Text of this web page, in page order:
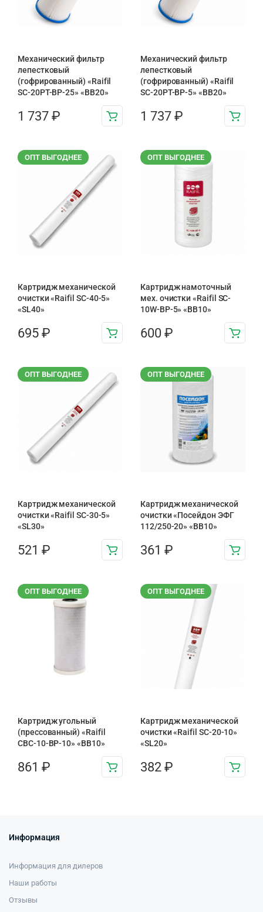
Механический фильтр
лепестковый
(гофрированный) «Raifil
SC-20PT-ВР-25» «BB20»
1 737 ₽
Механический фильтр
лепестковый
(гофрированный) «Raifil
SC-20PT-ВР-5» «BB20»
1 737 ₽
ОПТ ВЫГОДНЕЕ
Картридж механической
очистки «Raifil SC-40-5»
«SL40»
695 ₽
ОПТ ВЫГОДНЕЕ
Картридж намоточный
мех. очистки «Raifil SC-
10W-BP-5» «BB10»
600 ₽
ОПТ ВЫГОДНЕЕ
Картридж механической
очистки «Raifil SC-30-5»
«SL30»
521 ₽
ОПТ ВЫГОДНЕЕ
Картридж механической
очистки «Посейдон ЭФГ
112/250-20» «ВВ10»
361 ₽
ОПТ ВЫГОДНЕЕ
Картридж угольный
(прессованный) «Raifil
CBC-10-BP-10» «BB10»
861 ₽
ОПТ ВЫГОДНЕЕ
Картридж механической
очистки «Raifil SC-20-10»
«SL20»
382 ₽
Информация
Информация для дилеров
Наши работы
Отзывы